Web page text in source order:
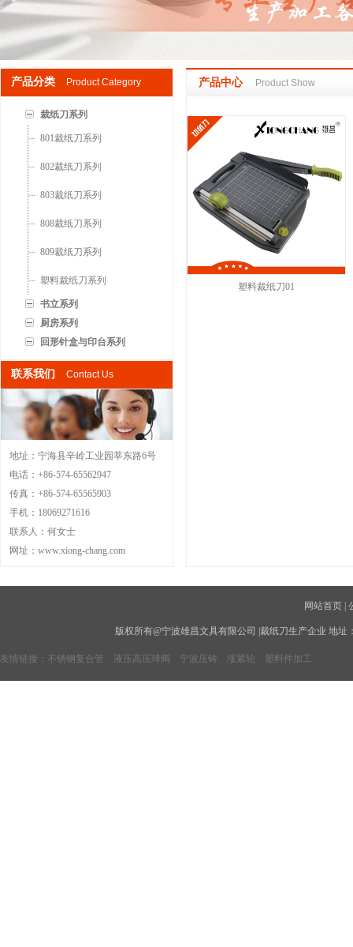
产品分类 Product Category
裁纸刀系列
801裁纸刀系列
802裁纸刀系列
803裁纸刀系列
808裁纸刀系列
809裁纸刀系列
塑料裁纸刀系列
书立系列
厨房系列
回形针盒与印台系列
联系我们 Contact Us
地址：宁海县辛岭工业园莘东路6号
电话：+86-574-65562947
传真：+86-574-65565903
手机：18069271616
联系人：何女士
网址： www.xiong-chang.com
产品中心 Product Show
塑料裁纸刀01
网站首页
版权所有@宁波雄昌文具有限公司 |裁纸刀生产企业 地址
友情链接： 不锈钢复合管 液压高压球阀 宁波压铸 涨紧轮 塑料件加工